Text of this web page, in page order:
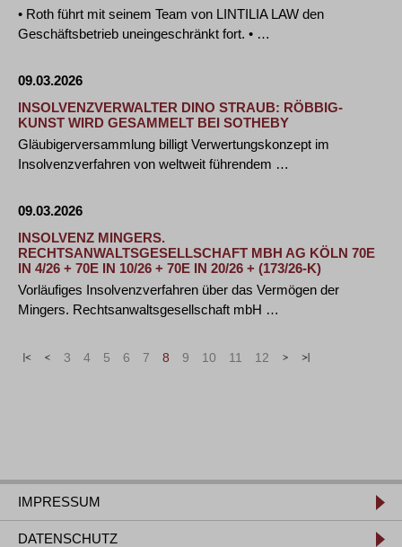
• Roth führt mit seinem Team von LINTILIA LAW den
Geschäftsbetrieb uneingeschränkt fort. • …
09.03.2026
INSOLVENZVERWALTER DINO STRAUB: RÖBBIG-
KUNST WIRD GESAMMELT BEI SOTHEBY
Gläubigerversammlung billigt Verwertungskonzept im
Insolvenzverfahren von weltweit führendem …
09.03.2026
INSOLVENZ MINGERS.
RECHTSANWALTSGESELLSCHAFT MBH AG KÖLN 70E
IN 4/26 + 70E IN 10/26 + 70E IN 20/26 + (173/26-K)
Vorläufiges Insolvenzverfahren über das Vermögen der
Mingers. Rechtsanwaltsgesellschaft mbH …
« < 3 4 5 6 7 8 9 10 11 12 > »
IMPRESSUM
DATENSCHUTZ